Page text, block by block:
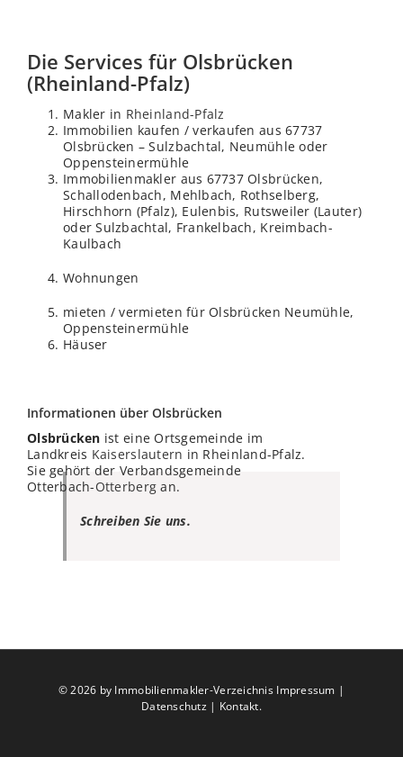
Die Services für Olsbrücken
(Rheinland-Pfalz)
Makler in Rheinland-Pfalz
Immobilien kaufen / verkaufen aus 67737
Olsbrücken – Sulzbachtal, Neumühle oder
Oppensteinermühle
Immobilienmakler aus 67737 Olsbrücken,
Schallodenbach, Mehlbach, Rothselberg,
Hirschhorn (Pfalz), Eulenbis, Rutsweiler (Lauter)
oder Sulzbachtal, Frankelbach, Kreimbach-
Kaulbach
Wohnungen
mieten / vermieten für Olsbrücken Neumühle,
Oppensteinermühle
Häuser
Informationen über Olsbrücken
Olsbrücken ist eine Ortsgemeinde im
Landkreis Kaiserslautern in Rheinland-Pfalz.
Sie gehört der Verbandsgemeinde
Otterbach-Otterberg an.
Schreiben Sie uns.
©2026 by Immobilienmakler-Verzeichnis Impressum |
Datenschutz| Kontakt.